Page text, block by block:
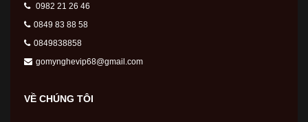
0982 21 26 46
0849 83 88 58
0849838858
gomynghevip68@gmail.com
VỀ CHÚNG TÔI